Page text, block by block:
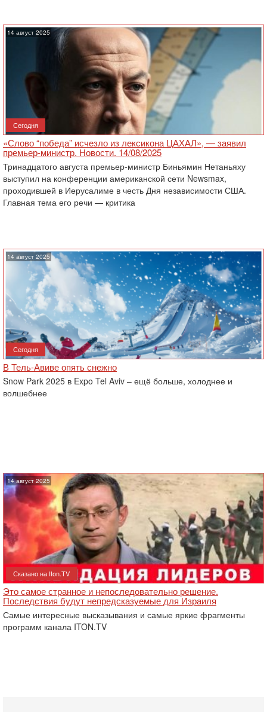
14 август 2025
Сегодня
«Слово “победа” исчезло из лексикона ЦАХАЛ», — заявил
премьер-министр. Новости. 14/08/2025
Тринадцатого августа премьер-министр Биньямин Нетаньяху
выступил на конференции американской сети Newsmax,
проходившей в Иерусалиме в честь Дня независимости США.
Главная тема его речи — критика
14 август 2025
Сегодня
В Тель-Авиве опять снежно
Snow Park 2025 в Expo Tel Aviv – ещё больше, холоднее и
волшебнее
14 август 2025
Сказано на Iton.TV
Это самое странное и непоследовательно решение.
Последствия будут непредсказуемые для Израиля
Самые интересные высказывания и самые яркие фрагменты
программ канала ITON.TV